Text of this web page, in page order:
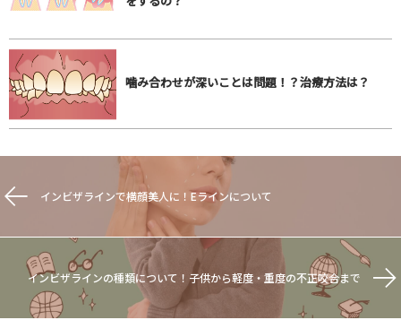
噛み合わせが深いことは問題！？治療方法は？
インビザラインで横顔美人に！Eラインについて
インビザラインの種類について！子供から軽度・重度の不正咬合まで